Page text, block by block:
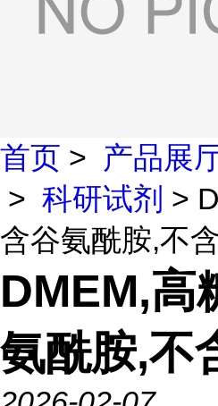
首页 > 产品展
> 科研试剂 >
含谷氨酰胺,不
DMEM,高
氨酰胺,不